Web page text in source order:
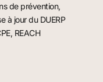
de prévention,
à jour du DUERP
REACH